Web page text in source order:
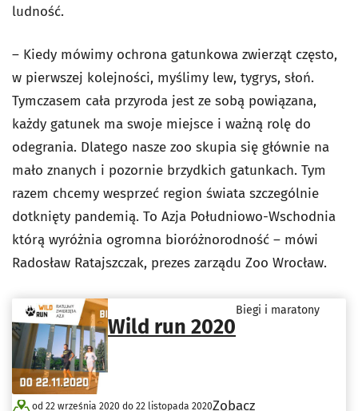
ludność.
– Kiedy mówimy ochrona gatunkowa zwierząt często,
w pierwszej kolejności, myślimy lew, tygrys, słoń.
Tymczasem cała przyroda jest ze sobą powiązana,
każdy gatunek ma swoje miejsce i ważną rolę do
odegrania. Dlatego nasze zoo skupia się głównie na
mało znanych i pozornie brzydkich gatunkach. Tym
razem chcemy wesprzeć region świata szczególnie
dotknięty pandemią. To Azja Południowo-Wschodnia
którą wyróżnia ogromna bioróżnorodność – mówi
Radosław Ratajszczak, prezes zarządu Zoo Wrocław.
Wild run 2020
Biegi i maratony
od 22 września 2020 do 22 listopada 2020Zobacz